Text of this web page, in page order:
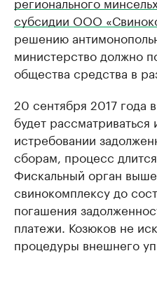
субсидии ООО
решению
министерство должно
общества средства в
20 сентября 2017 года
будет
истребовании
сборам, процесс
Фискальный орган
свинокомплексу до
погашения
платежи. Козюков не
процедуры внешнего